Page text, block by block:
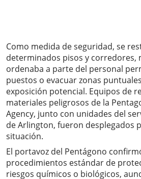
Como medida de seguridad, se
determinados pisos y corredores,
ordenaba a parte del personal
puestos o evacuar zonas
exposición potencial. Equipos de
materiales peligrosos de la
Agency, junto con unidades del
de Arlington, fueron desplegados
situación.
El portavoz del Pentágono
procedimientos estándar de
riesgos químicos o biológicos,